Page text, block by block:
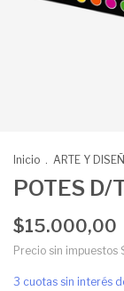
Inicio . ARTE Y
POTES D/
$15.000,00
Precio sin impuestos
3 cuotas sin interés